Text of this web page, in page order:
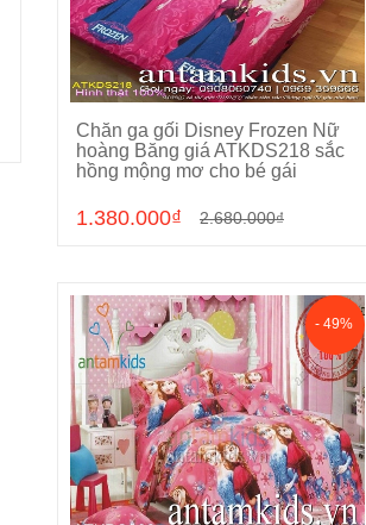
Chọn sản phẩm
Chăn ga gối Disney Frozen Nữ
hoàng Băng giá ATKDS218 sắc
hồng mộng mơ cho bé gái
1.380.000₫ 2.680.000₫
- 49%